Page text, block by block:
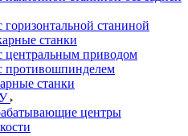
станиной
станки
центральным приводом
противошпинделем
станки
центры